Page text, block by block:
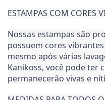
ESTAMPAS COM CORES
Nossas estampas são
possuem cores
mesmo após várias
Kanikoss, você pode ter
permanecerão vivas e